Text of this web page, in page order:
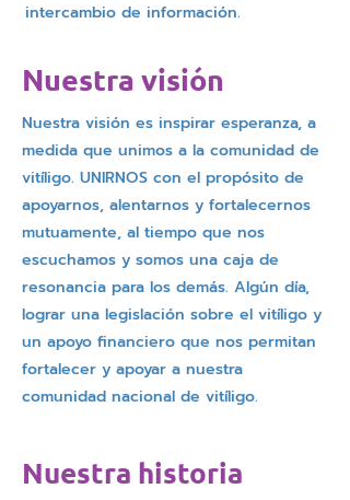
intercambio de información.
Nuestra visión
Nuestra visión es inspirar esperanza, a
medida que unimos a la comunidad de
vitíligo. UNIRNOS con el propósito de
apoyarnos, alentarnos y fortalecernos
mutuamente, al tiempo que nos
escuchamos y somos una caja de
resonancia para los demás. Algún día,
lograr una legislación sobre el vitíligo y
un apoyo financiero que nos permitan
fortalecer y apoyar a nuestra
comunidad nacional de vitíligo.
Nuestra historia